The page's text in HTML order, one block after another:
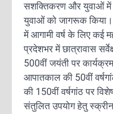
सशक्तिकरण और युवाओं में
युवाओं को जागरूक किया।
में आगामी वर्ष के लिए कई
प्रदेशभर में छात्रावास
500वीं जयंती पर
आपातकाल की 50वीं
की 150वीं वर्षगांठ पर
संतुलित उपयोग हेतु